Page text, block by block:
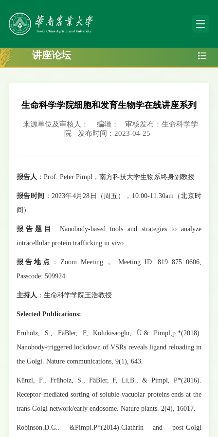
讲座论坛
生命科学学院细胞和发育生物学在线讲座系列
来源单位及审核人： 编辑：
审核发布：生命科学学
院
发布时间：2023-04-25
报告人 ：Prof. Peter Pimpl ，南方科技大学生物系终身副教授
报告时间 ： 2023年4月 28 日（周五）， 10:00-11:30am （北京时
间）
报告题目 : Nanobody-based tools and strategies to analyze
intracellular protein trafficking in vivo
报告地点 ： Zoom Meeting ，
Meeting ID: 819 875 0606;
Passcode: 509924
主持人 ：生命科学学院王浩教授
Selected Publications:
Früholz, S., FäBler, F, Kolukisaoglu, Ü.& Pimpl,p.*(2018).
Nanobody-triggered lockdown of VSRs reveals ligand reloading in
the Golgi. Nature communications, 9(1), 643.
Künzl, F., Früholz, S., FäBler, F, Li,B., & Pimpl, P*(2016).
Receptor-mediated sorting of soluble vacuolar proteins ends at the
trans-Golgi network/early endosome. Nature plants. 2(4), 16017.
Robinson.D.G.. &Pimpl.P*(2014).Clathrin and post-Golgi